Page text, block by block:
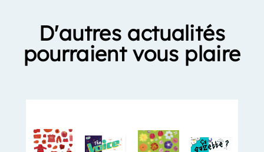
D'autres actualités
pourraient vous plaire